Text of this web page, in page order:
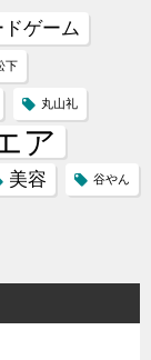
ドゲーム
下
丸山礼
ア
美容 谷やん